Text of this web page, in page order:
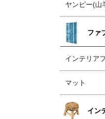
ヤンピー(山
ファ
インテリア
マット
イン